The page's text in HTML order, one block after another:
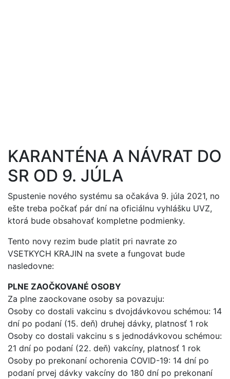
KARANTÉNA A NÁVRAT DO
SR OD 9. JÚLA
Spustenie nového systému sa očakáva 9. júla 2021, no
ešte treba počkať pár dní na oficiálnu vyhlášku UVZ,
ktorá bude obsahovať kompletne podmienky.
Tento novy rezim bude platit pri navrate zo
VSETKYCH KRAJIN na svete a fungovat bude
nasledovne:
PLNE ZAOČKOVANÉ OSOBY
Za plne zaockovane osoby sa povazuju:
Osoby co dostali vakcinu s dvojdávkovou schémou: 14
dní po podaní (15. deň) druhej dávky, platnosť 1 rok
Osoby co dostali vakcinu s s jednodávkovou schémou:
21 dní po podaní (22. deň) vakcíny, platnosť 1 rok
Osoby po prekonaní ochorenia COVID-19: 14 dní po
podaní prvej dávky vakcíny do 180 dní po prekonaní